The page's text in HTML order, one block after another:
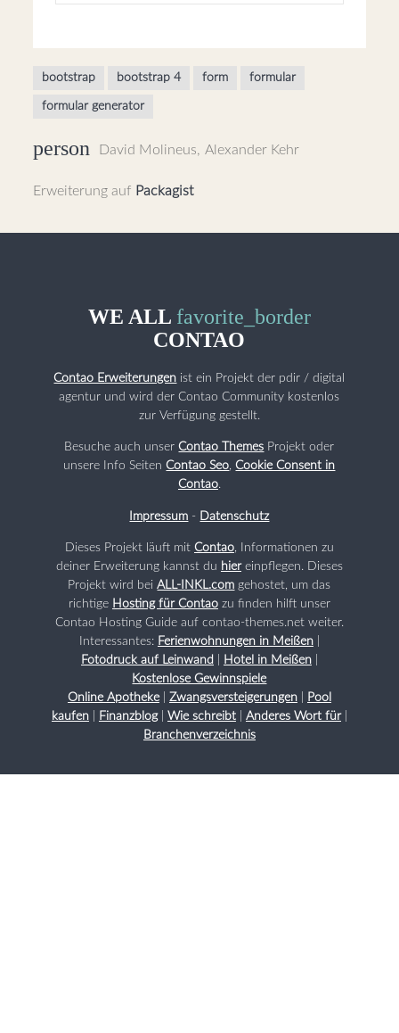
bootstrap bootstrap 4 form formular
formular generator
person David Molineus, Alexander Kehr
Erweiterung auf Packagist
WE ALL favorite_border
CONTAO
Contao Erweiterungen ist ein Projekt der pdir / digital
agentur und wird der Contao Community kostenlos
zur Verfügung gestellt.
Besuche auch unserContao Themes Projekt oder
unsere Info SeitenContao Seo,Cookie Consent in
Contao.
Impressum - Datenschutz
Dieses Projekt läuft mit Contao, Informationen zu
deiner Erweiterung kannst du hiereinpflegen. Dieses
Projekt wird beiALL-INKL.com gehostet, um das
richtige Hosting für Contaozu finden hilft unser
Contao Hosting Guide auf contao-themes.net weiter.
Interessantes: Ferienwohnungen in Meißen|
Fotodruck auf Leinwand
Hotel in Meißen|
Kostenlose Gewinnspiele
Online Apotheke| Zwangsversteigerungen|
Pool
kaufen| Finanzblog| Wie schreibt| Anderes Wort für|
Branchenverzeichnis